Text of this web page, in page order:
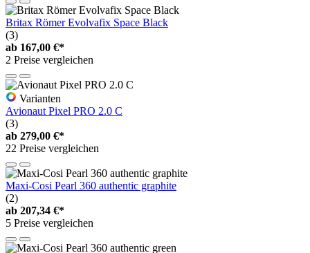
Britax Römer Evolvafix Space Black
(3)
ab 167,00 €*
2 Preise vergleichen
Varianten
Avionaut Pixel PRO 2.0 C
(3)
ab 279,00 €*
22 Preise vergleichen
Maxi-Cosi Pearl 360 authentic graphite
(2)
ab 207,34 €*
5 Preise vergleichen